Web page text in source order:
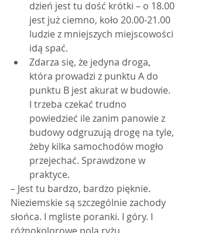
dzień jest tu dość krótki – o 18.00
jest już ciemno, koło 20.00-21.00
ludzie z mniejszych miejscowości
idą spać.
Zdarza się, że jedyna droga,
która prowadzi z punktu A do
punktu B jest akurat w budowie.
I trzeba czekać trudno
powiedzieć ile zanim panowie z
budowy odgruzują drogę na tyle,
żeby kilka samochodów mogło
przejechać. Sprawdzone w
praktyce.
– Jest tu bardzo, bardzo pięknie.
Nieziemskie są szczególnie zachody
słońca. I mgliste poranki. I góry. I